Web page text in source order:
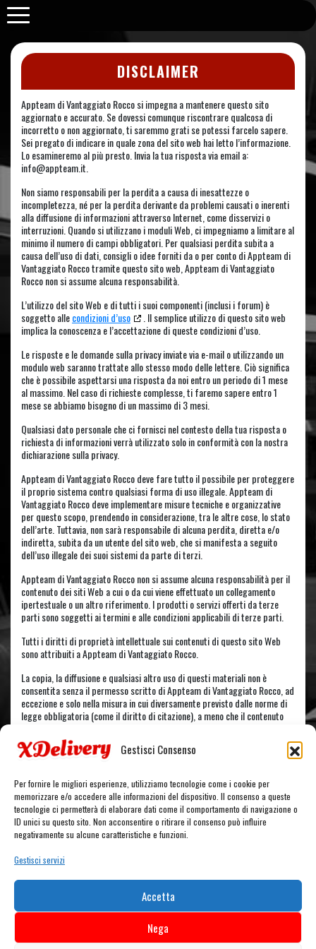
Gestisci Consenso
Per fornire le migliori esperienze, utilizziamo tecnologie come i cookie per
memorizzare e/o accedere alle informazioni del dispositivo. Il consenso a queste
tecnologie ci permetterà di elaborare dati come il comportamento di navigazione o
ID unici su questo sito. Non acconsentire o ritirare il consenso può influire
negativamente su alcune caratteristiche e funzioni.
Gestisci servizi
Accetta
Nega
Purabrace
DISCLAIMER
Appteam di Vantaggiato Rocco si impegna a mantenere questo sito
aggiornato e accurato. Se dovessi comunque riscontrare qualcosa di
incorretto o non aggiornato, ti saremmo grati se potessi farcelo sapere.
Sei pregato di indicare in quale zona del sito web hai letto l’informazione.
Lo esamineremo al più presto. Invia la tua risposta via email a:
info@appteam.it
Non siamo responsabili per la perdita a causa di inesattezze o
incompletezza, né per la perdita derivante da problemi causati o inerenti
alla diffusione di informazioni attraverso Internet, come disservizi o
interruzioni. Quando si utilizzano i moduli Web, ci impegniamo a limitare al
minimo il numero di campi obbligatori. Per qualsiasi perdita subita a
causa dell’uso di dati, consigli o idee forniti da o per conto di Appteam di
Vantaggiato Rocco tramite questo sito web, Appteam di Vantaggiato
Rocco non si assume alcuna responsabilità.
L’utilizzo del sito Web e di tutti i suoi componenti (inclusi i forum) è
soggetto allecondizioni d’uso
. Il semplice utilizzo di questo sito web
implica la conoscenza e l’accettazione di queste condizioni d’uso.
Le risposte e le domande sulla privacy inviate via e-mail o utilizzando un
modulo web saranno trattate allo stesso modo delle lettere. Ciò significa
che è possibile aspettarsi una risposta da noi entro un periodo di 1 mese
al massimo. Nel caso di richieste complesse, ti faremo sapere entro 1
mese se abbiamo bisogno di un massimo di 3 mesi.
Qualsiasi dato personale che ci fornisci nel contesto della tua risposta o
richiesta di informazioni verrà utilizzato solo in conformità con la nostra
dichiarazione sulla privacy.
Appteam di Vantaggiato Rocco deve fare tutto il possibile per proteggere
il proprio sistema contro qualsiasi forma di uso illegale. Appteam di
Vantaggiato Rocco deve implementare misure tecniche e organizzative
per questo scopo, prendendo in considerazione, tra le altre cose, lo stato
dell’arte. Tuttavia, non sarà responsabile di alcuna perdita, diretta e/o
indiretta, subita da un utente del sito web, che si manifesta a seguito
dell’uso illegale dei suoi sistemi da parte di terzi.
Appteam di Vantaggiato Rocco non si assume alcuna responsabilità per il
contenuto dei siti Web a cui o da cui viene effettuato un collegamento
ipertestuale o un altro riferimento. I prodotti o servizi offerti da terze
parti sono soggetti ai termini e alle condizioni applicabili di terze parti.
Tutti i diritti di proprietà intellettuale sui contenuti di questo sito Web
sono attribuiti a Appteam di Vantaggiato Rocco.
La copia, la diffusione e qualsiasi altro uso di questi materiali non è
consentita senza il permesso scritto di Appteam di Vantaggiato Rocco, ad
eccezione e solo nella misura in cui diversamente previsto dalle norme di
legge obbligatoria (come il diritto di citazione), a meno che il contenuto
Se hai domande o problemi con l’accessibilità del sito web, non esitare a
CARRELLO
Nessun prodotto nel carrello.